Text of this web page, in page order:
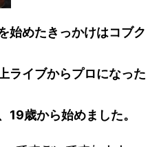
始めたきっかけはコブク
ライブからプロになった
19歳から始めました。